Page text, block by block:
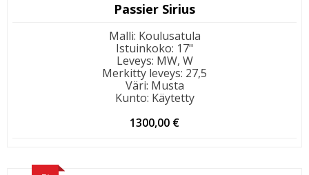
Passier Sirius
Malli: Koulusatula
Istuinkoko: 17"
Leveys: MW, W
Merkitty leveys: 27,5
Väri: Musta
Kunto: Käytetty
1300,00 €